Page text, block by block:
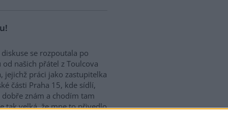
diskuse se rozpoutala po
od našich přátel z Toulcova
jejichž práci jako zastupitelka
části Praha 15, kde sídlí,
znám a chodím tam
tak velká, že mne to přivedlo
mám s různými granty a